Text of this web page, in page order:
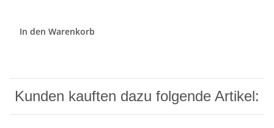
In den Warenkorb
Kunden kauften dazu folgende Artikel: